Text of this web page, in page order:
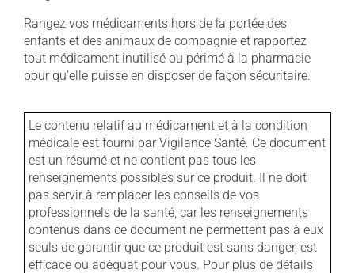
Rangez vos médicaments hors de la portée des
enfants et des animaux de compagnie et rapportez
tout médicament inutilisé ou périmé à la pharmacie
pour qu'elle puisse en disposer de façon sécuritaire.
Le contenu relatif au médicament et à la condition
médicale est fourni par Vigilance Santé. Ce document
est un résumé et ne contient pas tous les
renseignements possibles sur ce produit. Il ne doit
pas servir à remplacer les conseils de vos
professionnels de la santé, car les renseignements
contenus dans ce document ne permettent pas à eux
seuls de garantir que ce produit est sans danger, est
efficace ou adéquat pour vous. Pour plus de détails